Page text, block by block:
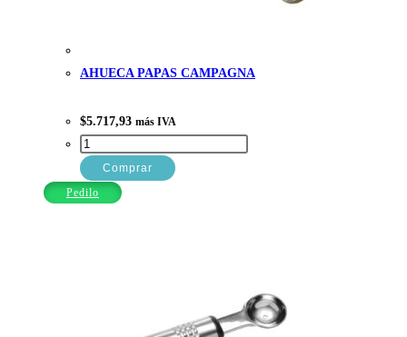
AHUECA PAPAS CAMPAGNA
$5.717,93 más IVA
AHUECA
PAPAS
CAMPAGNA
Comprar
Pedilo